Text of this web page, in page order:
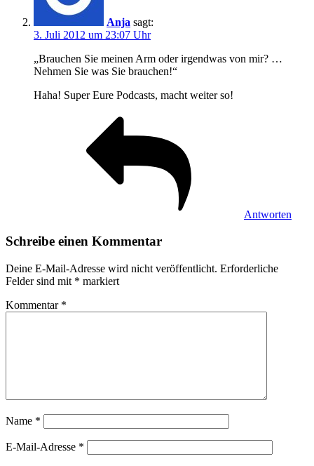
Anja sagt:
3. Juli 2012 um 23:07 Uhr
„Brauchen Sie meinen Arm oder irgendwas von mir? …
Nehmen Sie was Sie brauchen!“
Haha! Super Eure Podcasts, macht weiter so!
Antworten
Schreibe einen Kommentar
Deine E-Mail-Adresse wird nicht veröffentlicht. Erforderliche
Felder sind mit * markiert
Kommentar *
Name *
E-Mail-Adresse *